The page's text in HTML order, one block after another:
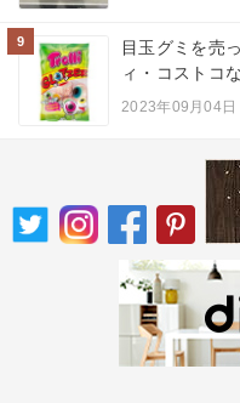
9
目玉グミを売
ィ・コストコ
2023年09月04日